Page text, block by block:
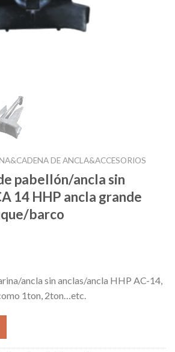
DE ANCLA&ACCESORIOS
pabellón/ancla sin
14 HHP ancla grande
barco
ancla sin anclas/ancla HHP AC-14,
1ton, 2ton…etc.